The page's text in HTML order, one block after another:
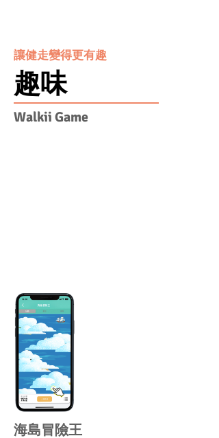
讓健走變得更有趣
趣味
Walkii Game
海島冒險王